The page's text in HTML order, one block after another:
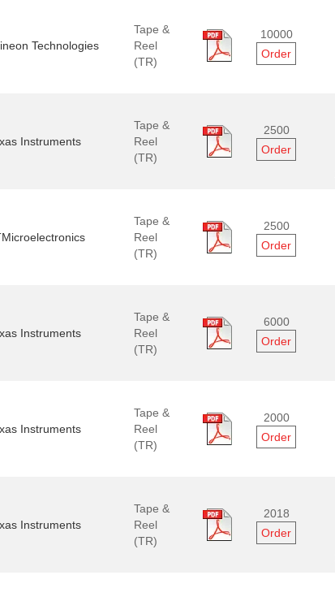
Technologies
Tape &
Reel
(TR)
10000
Order
Instruments
Tape &
Reel
(TR)
2500
Order
Tape &
Reel
(TR)
2500
Order
Instruments
Tape &
Reel
(TR)
6000
Order
Instruments
Tape &
Reel
(TR)
2000
Order
Instruments
Tape &
Reel
(TR)
2018
Order